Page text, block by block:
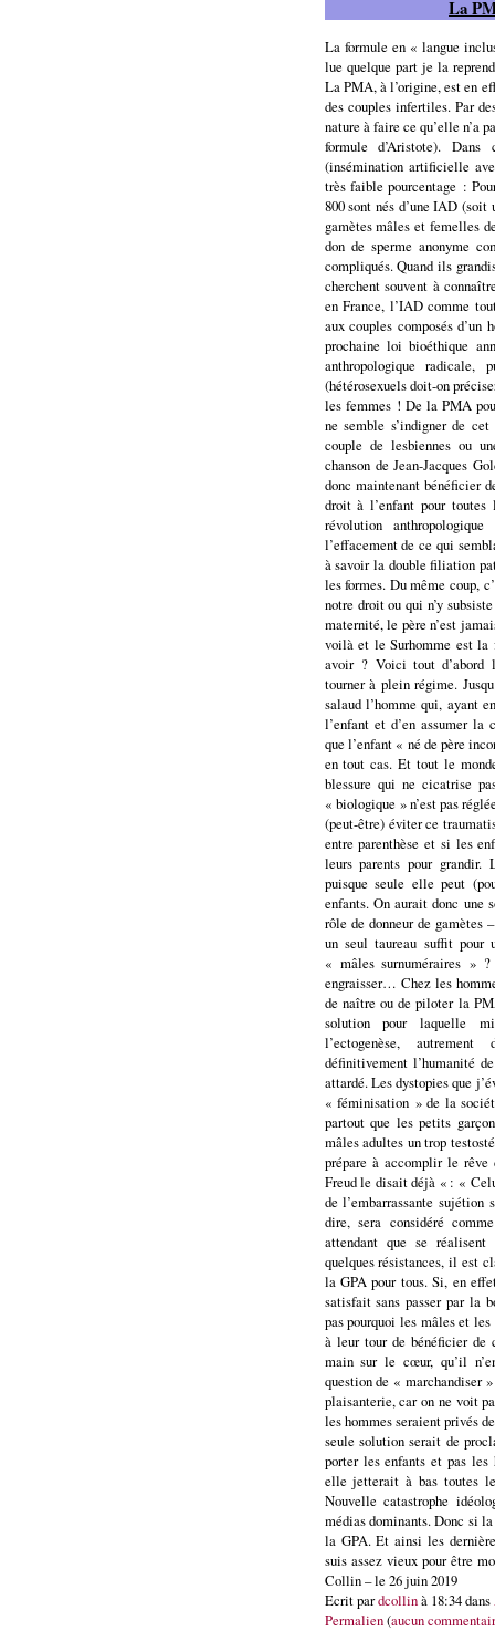
La
La formule en « langue
lue quelque part je la
La PMA, à l’origine, est en
des couples infertiles. Par
nature à faire ce qu’elle n’a
formule d’Aristote).
(insémination artificielle
très faible pourcentage :
800 sont nés d’une IAD (soit
gamètes mâles et femelles
don de sperme anonyme
compliqués. Quand ils
cherchent souvent à
en France, l’IAD comme
aux couples composés d’un
prochaine loi bioéthique
anthropologique
(hétérosexuels doit-on
les femmes ! De la PMA
ne semble s’indigner de
couple de lesbiennes ou
chanson de Jean-Jacques
donc maintenant bénéficier
droit à l’enfant pour
révolution
l’effacement de ce qui
à savoir la double filiation
les formes. Du même coup,
notre droit ou qui n’y
maternité, le père n’est
voilà et le Surhomme est la
avoir ? Voici tout d’abord
tourner à plein régime.
salaud l’homme qui, ayant
l’enfant et d’en assumer la
que l’enfant « né de père
en tout cas. Et tout le
blessure qui ne cicatrise
« biologique » n’est pas
(peut-être) éviter ce
entre parenthèse et si les
leurs parents pour grandir.
puisque seule elle peut
enfants. On aurait donc une
rôle de donneur de gamètes
un seul taureau suffit pour
« mâles surnuméraires »
engraisser… Chez les
de naître ou de piloter la
solution pour laquelle
l’ectogenèse,
définitivement l’humanité
attardé. Les dystopies que
« féminisation » de la
partout que les petits
mâles adultes un trop
prépare à accomplir le rêve
Freud le disait déjà « : «
de l’embarrassante sujétion
dire, sera considéré
attendant que se réalisent
quelques résistances, il est
la GPA pour tous. Si, en
satisfait sans passer par la
pas pourquoi les mâles et
à leur tour de bénéficier de
main sur le cœur, qu’il
question de « marchandiser
plaisanterie, car on ne voit
les hommes seraient privés
seule solution serait de
porter les enfants et pas les
elle jetterait à bas toutes
Nouvelle catastrophe
médias dominants. Donc si
la GPA. Et ainsi les
suis assez vieux pour être
Collin – le 26 juin 2019
Ecrit pardcollinà 18:34 dans
Permalien(aucun